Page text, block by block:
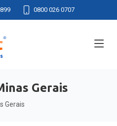
0800 026 0707
Gerais
Gerais